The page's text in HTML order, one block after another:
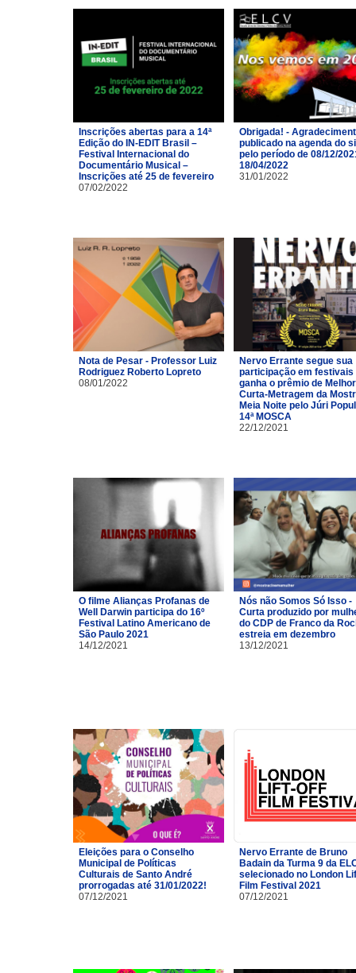
Inscrições abertas para a 14ª
Edição do IN-EDIT Brasil –
Festival Internacional do
Documentário Musical –
Inscrições até 25 de fevereiro
07/02/2022
Obrigada! -
publicado na agenda do
pelo período de 08/12/
18/04/2022
31/01/2022
Nota de Pesar - Professor Luiz
Rodriguez Roberto Lopreto
08/01/2022
Nervo Errante segue sua
participação em festivais
ganha o prêmio de Melhor
Curta-Metragem da
Meia Noite pelo Júri
14ª MOSCA
22/12/2021
O filme Alianças Profanas de
Well Darwin participa do 16º
Festival Latino Americano de
São Paulo 2021
14/12/2021
Nós não Somos Só Isso -
Curta produzido por
do CDP de Franco da
estreia em dezembro
13/12/2021
Eleições para o Conselho
Municipal de Políticas
Culturais de Santo André
prorrogadas até 31/01/2022!
07/12/2021
Nervo Errante de Bruno
Badain da Turma 9 da
selecionado no London
Film Festival 2021
07/12/2021